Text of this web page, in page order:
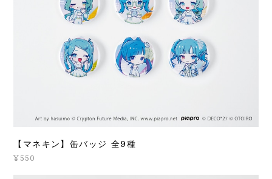
【マネキン】缶バッジ 全9種
¥550